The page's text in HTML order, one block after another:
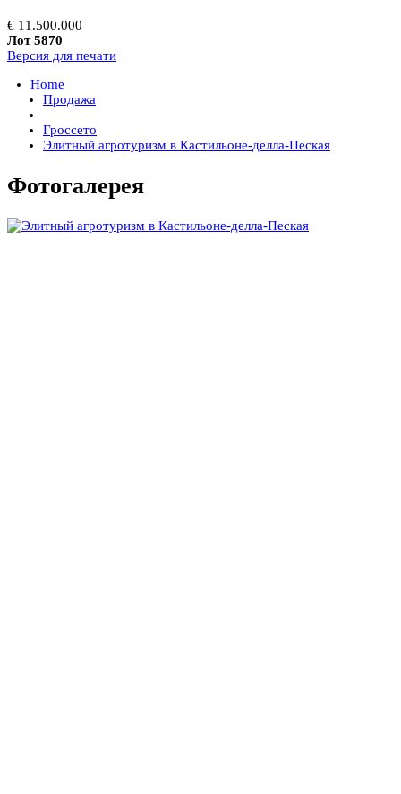
€ 11.500.000
Лот 5870
Версия для печати
Home
Продажа
Гроссето
Элитный агротуризм в Кастильоне-делла-Пеская
Фотогалерея